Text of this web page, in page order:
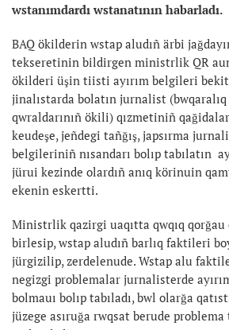
wstanımdardı wstanatının habarladı.
BAQ ökilderin wstap aludıñ ärbi
tekseretinin bildirgen ministrlik QR
ökilderi üşin tiisti ayırım belgileri
jinalıstarda bolatın jurnalist
qwraldarınıñ ökili) qızmetiniñ
keudeşe, jeñdegi tañğış, japsırma
belgileriniñ nısandarı bolıp tabılatın
jürui kezinde olardıñ anıq körinuin
ekenin eskertti.
Ministrlik qazirgi uaqıtta qwqıq qorğau
birlesip, wstap aludıñ barlıq faktileri
jürgizilip, zerdelenude. Wstap alu
negizgi problemalar jurnalisterde
bolmauı bolıp tabıladı, bwl olarğa
jüzege asıruğa rwqsat berude problema